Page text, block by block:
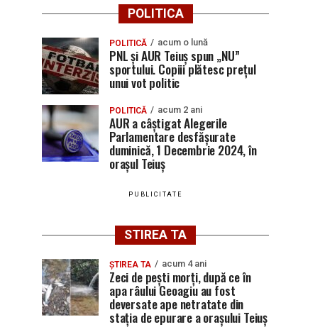
POLITICA
POLITICĂ acum o lună
PNL și AUR Teiuș spun „NU”
sportului. Copiii plătesc prețul
unui vot politic
POLITICĂ acum 2 ani
AUR a câștigat Alegerile
Parlamentare desfășurate
duminică, 1 Decembrie 2024, în
orașul Teiuș
PUBLICITATE
STIREA TA
ȘTIREA TA acum 4 ani
Zeci de pești morți, după ce în
apa râului Geoagiu au fost
deversate ape netratate din
stația de epurare a orașului Teiuș